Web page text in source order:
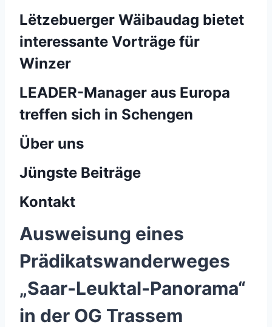
Lëtzebuerger Wäibaudag bietet
interessante Vorträge für
Winzer
LEADER-Manager aus Europa
treffen sich in Schengen
Über uns
Jüngste Beiträge
Kontakt
Ausweisung eines
Prädikatswanderweges
„Saar-Leuktal-Panorama“
in der OG Trassem